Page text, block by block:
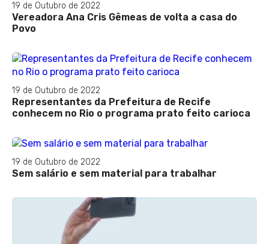
19 de Outubro de 2022
Vereadora Ana Cris Gêmeas de volta a casa do
Povo
19 de Outubro de 2022
Representantes da Prefeitura de Recife
conhecem no Rio o programa prato feito carioca
19 de Outubro de 2022
Sem salário e sem material para trabalhar